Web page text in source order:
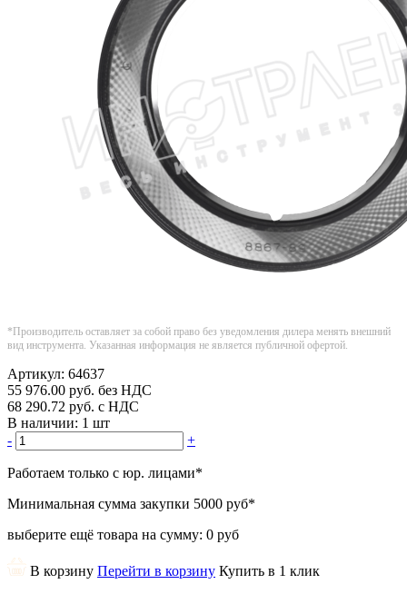
*Производитель оставляет за собой право без уведомления дилера менять внешний
вид инструмента. Указанная информация не является публичной офертой.
Артикул: 64637
55 976.00 руб. без НДС
68 290.72 руб. с НДС
В наличии: 1 шт
-
+
Работаем только с юр. лицами*
Минимальная сумма закупки 5000 руб*
выберите ещё товара на сумму: 0 руб
В корзину Перейти в корзину Купить в 1 клик